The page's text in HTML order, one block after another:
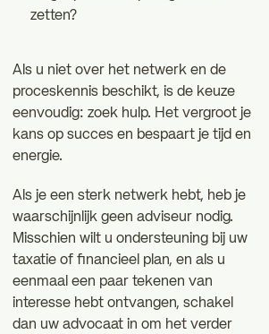
zetten?
Als u niet over het netwerk en de
proceskennis beschikt, is de keuze
eenvoudig: zoek hulp. Het vergroot je
kans op succes en bespaart je tijd en
energie.
Als je een sterk netwerk hebt, heb je
waarschijnlijk geen adviseur nodig.
Misschien wilt u ondersteuning bij uw
taxatie of financieel plan, en als u
eenmaal een paar tekenen van
interesse hebt ontvangen, schakel
dan uw advocaat in om het verder